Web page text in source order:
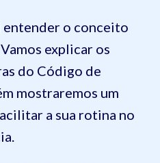
entender o conceito
explicar os
do Código de
mostraremos um
a sua rotina no